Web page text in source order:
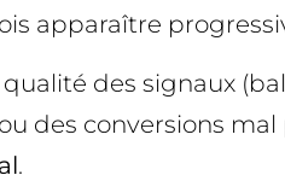
apparaître
des signaux
des conversions
.